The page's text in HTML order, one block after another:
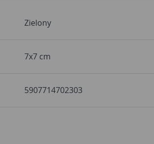
Zielony
7x7 cm
5907714702303